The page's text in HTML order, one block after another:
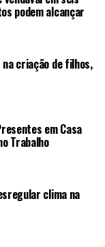
podem alcançar
criação de filhos,
em Casa
Trabalho
clima na